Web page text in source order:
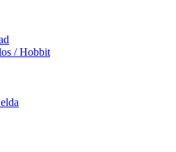
/ Hobbit